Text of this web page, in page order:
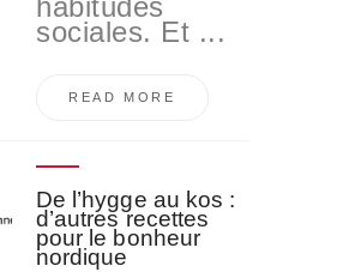
sociales. Et ...
READ MORE
De l’hygge au kos :
d’autres recettes
pour le bonheur
nordique